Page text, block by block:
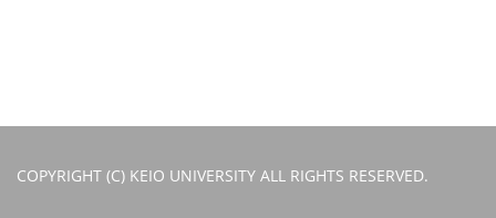
COPYRIGHT (C) KEIO UNIVERSITY ALL RIGHTS RESERVED.